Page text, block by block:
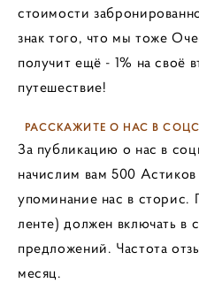
стоимости
знак того, что мы тоже
получит ещё - 1% на своё
путешествие!
РАССКАЖИТЕ О НАС В
За публикацию о нас в
начислим вам 500
упоминание нас в сторис.
ленте) должен включать в
предложений. Частота
месяц.